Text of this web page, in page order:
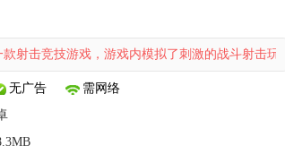
击竞技游戏，游戏内模拟了刺激的战斗射击玩法
无广告
需网络